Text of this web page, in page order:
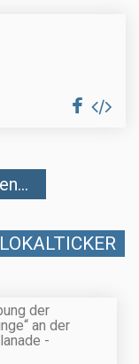
LOKALTICKER
der
an der
-